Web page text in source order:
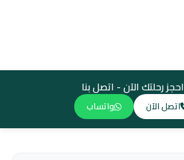
احجز رحلتك الآن - اتصل بنا
اتصل الآن واتساب